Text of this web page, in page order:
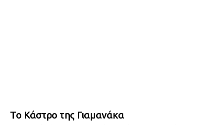
Το Κάστρο της Γιαμανάκα